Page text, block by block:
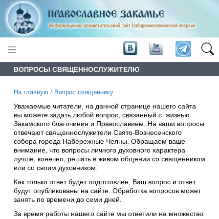
ВОПРОСЫ СВЯЩЕННОСЛУЖИТЕЛЮ
На главную / Вопрос священнику
Уважаемые читатели, на данной странице нашего сайта
вы можете задать любой вопрос, связанный с жизнью
Закамского благочиния и Православием. На ваши вопросы
отвечают священнослужители Свято-Вознесенского
собора города Набережные Челны. Обращаем ваше
внимание, что вопросы личного духовного характера
лучше, конечно, решать в живом общении со священником
или со своим духовником.
Как только ответ будет подготовлен, Ваш вопрос и ответ
будут опубликованы на сайте. Обработка вопросов может
занять по времени до семи дней.
За время работы нашего сайте мы ответили на множество